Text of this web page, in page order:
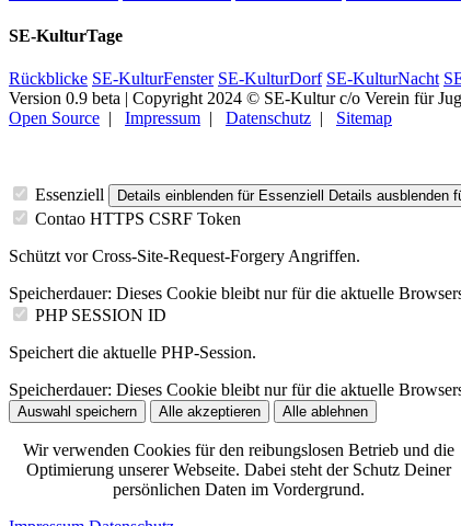
SE-KulturTage
Rückblicke SE-KulturFenster SE-KulturDorf SE-KulturNacht
Version 0.9 beta | Copyright 2024 © SE-Kultur c/o Verein für
Open Source | Impressum | Datenschutz | Sitemap
Essenziell Details einblenden für Essenziell Details ausblenden
Contao HTTPS CSRF Token
Schützt vor Cross-Site-Request-Forgery Angriffen.
Speicherdauer: Dieses Cookie bleibt nur für die aktuelle
PHP SESSION ID
Speichert die aktuelle PHP-Session.
Speicherdauer: Dieses Cookie bleibt nur für die aktuelle
Auswahl speichern Alle akzeptieren Alle ablehnen
Wir verwenden Cookies für den reibungslosen Betrieb und die
Optimierung unserer Webseite. Dabei steht der Schutz Deiner
persönlichen Daten im Vordergrund.